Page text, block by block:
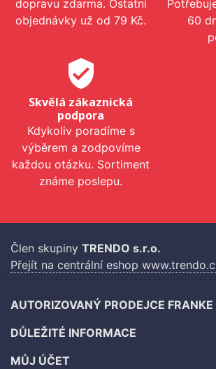
dopravu zdarma. Ostatní
objednávky už od 79 Kč.
60
verified_user
Skvělá zákaznická
podpora
Kdykoliv poradíme s
výběrem a zodpovíme
každou otázku. Sortiment
známe poslepu.
Člen skupiny TRENDO s.r.o.
Přejít na centrální eshop
AUTORIZOVANÝ PRODEJCE FRANKE
DŮLEŽITÉ INFORMACE
MŮJ ÚČET